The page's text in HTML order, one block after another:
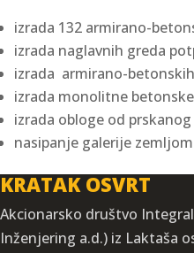
izrada 132 armirano-
izrada naglavnih greda
izrada armirano-
izrada monolitne
izrada obloge od
nasipanje galerije
KRATAK OSVRT
Akcionarsko društvo
Inženjering a.d.) iz Laktaša